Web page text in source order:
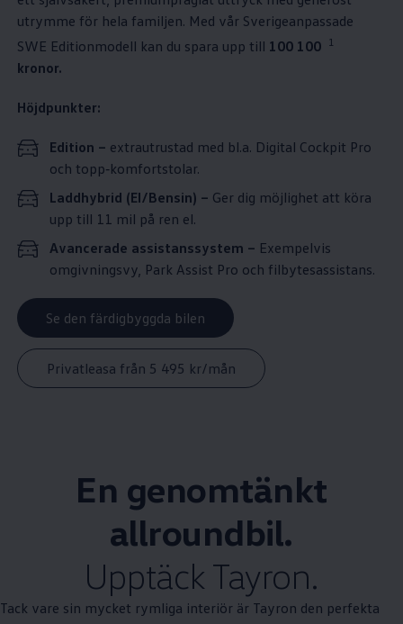
utrymme för hela familjen. Med vår Sverigeanpassade
SWE Editionmodell kan du spara upp till 100 100⁠ 1
kronor.
Höjdpunkter:
Edition – extrautrustad med bl.a. Digital Cockpit Pro
och topp‑komfortstolar.
Laddhybrid (El/Bensin) – Ger dig möjlighet att köra
upp till 11 mil på ren el.
Avancerade assistanssystem – Exempelvis
omgivningsvy, Park Assist Pro och filbytesassistans.
Se den färdigbyggda bilen
Privatleasa från 5 495 kr/mån
En genomtänkt
allroundbil.
Upptäck Tayron.
Tack vare sin mycket rymliga interiör är Tayron den perfekta